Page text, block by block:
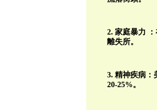
2. 家庭暴力
離失所。
3. 精神疾病：
20-25%。